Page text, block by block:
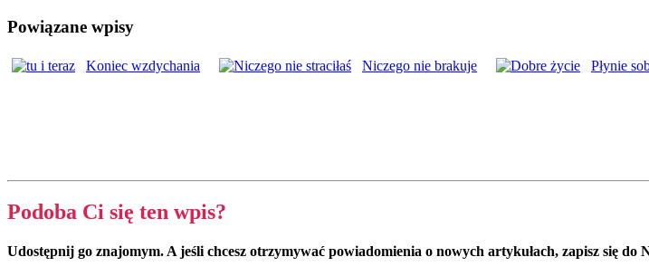
Powiązane wpisy
Koniec wzdychania Niczego nie brakuje Płynie
Podoba Ci się ten wpis?
Udostępnij go znajomym. A jeśli chcesz otrzymywać powiadomienia o nowych artykułach, zapisz się